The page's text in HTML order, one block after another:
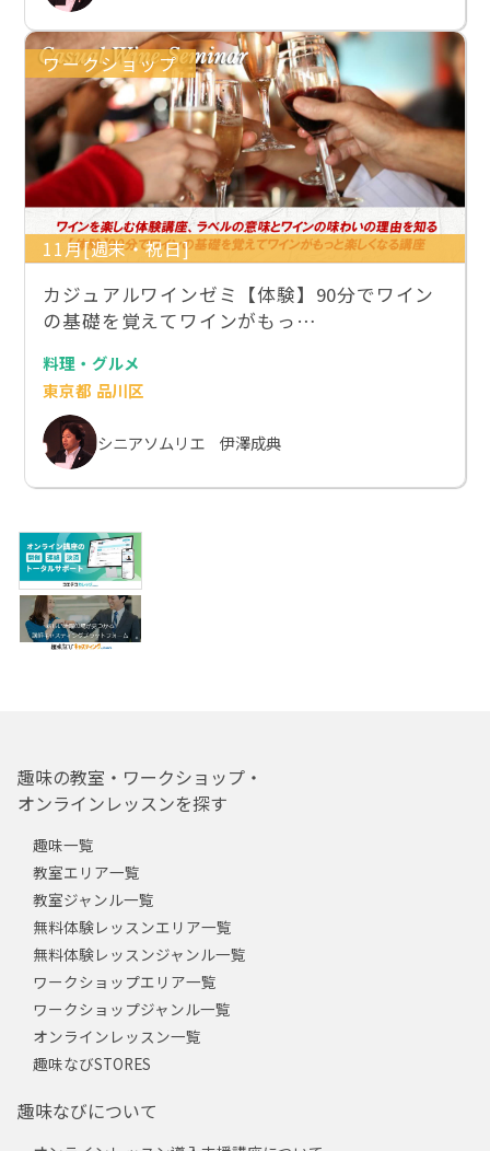
ワークショップ
11月[週末・祝日]
カジュアルワインゼミ【体験】90分でワイン
の基礎を覚えてワインがもっ…
料理・グルメ
東京都 品川区
シニアソムリエ 伊澤成典
趣味の教室・ワークショップ・
オンラインレッスンを探す
趣味一覧
教室エリア一覧
教室ジャンル一覧
無料体験レッスンエリア一覧
無料体験レッスンジャンル一覧
ワークショップエリア一覧
ワークショップジャンル一覧
オンラインレッスン一覧
趣味なびSTORES
趣味なびについて